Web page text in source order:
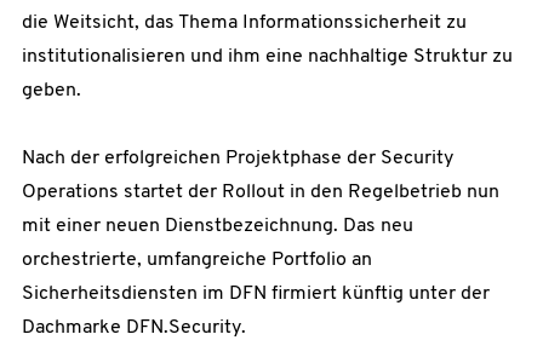
die Weitsicht, das Thema Informationssicherheit zu
institutionalisieren und ihm eine nachhaltige Struktur zu
geben.
Nach der erfolgreichen Projektphase der Security
Operations startet der Rollout in den Regelbetrieb nun
mit einer neuen Dienstbezeichnung. Das neu
orchestrierte, umfangreiche Portfolio an
Sicherheitsdiensten im DFN firmiert künftig unter der
Dachmarke DFN.Security.